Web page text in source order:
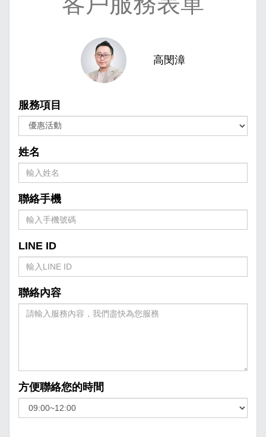
高閔漳
服務項目
姓名
聯絡手機
LINE ID
聯絡內容
方便聯絡您的時間